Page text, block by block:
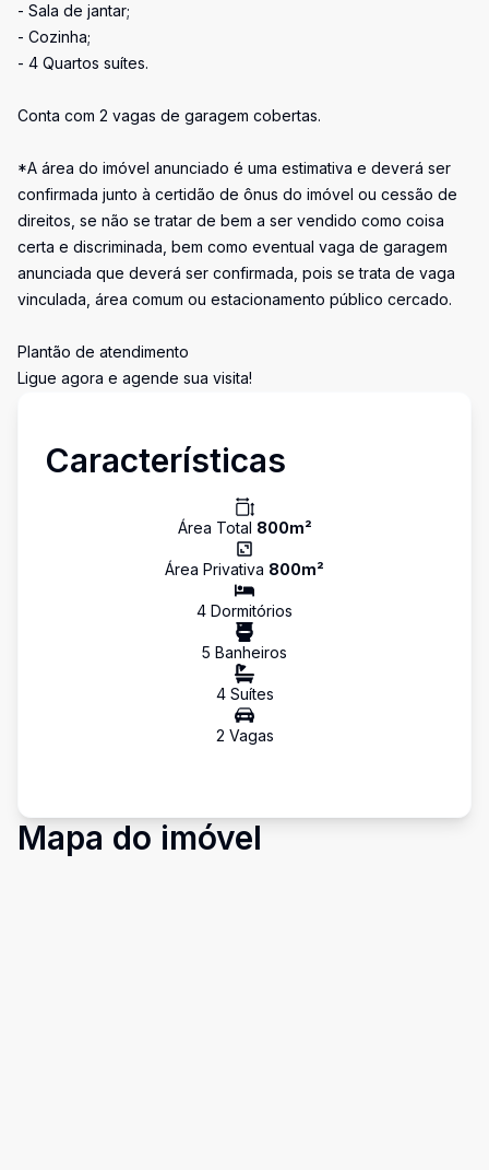
- Sala de jantar;
- Cozinha;
- 4 Quartos suítes.
Conta com 2 vagas de garagem cobertas.
*A área do imóvel anunciado é uma estimativa e deverá ser
confirmada junto à certidão de ônus do imóvel ou cessão de
direitos, se não se tratar de bem a ser vendido como coisa
certa e discriminada, bem como eventual vaga de garagem
anunciada que deverá ser confirmada, pois se trata de vaga
vinculada, área comum ou estacionamento público cercado.
Plantão de atendimento
Ligue agora e agende sua visita!
Características
Área Total 800m²
Área Privativa 800m²
4 Dormitórios
5 Banheiros
4Suítes
2 Vagas
Mapa do imóvel